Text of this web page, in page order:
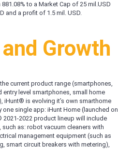
to a Market Cap of 25 mil.USD
and a profit of 1.5 mil. USD.
Growth
current product range (smartphones,
level smartphones, small home
iHunt® is evolving it’s own smarthome
single app: iHunt Home (launched on
2021-2022 product lineup will include
as: robot vacuum cleaners with
management equipment (such as
smart circuit breakers with metering),